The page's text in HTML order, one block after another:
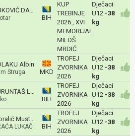
ŠUKOVIĆ DAVID
BIH
KUP
TREBINJE
2026., XVI
MEMORIJAL
MILOŠ
MRDIĆ
Dječaci
U12 -38
kg
Albin
Struga MKD
TROFEJ
ZVORNIKA
2026
Dječaci
U12 -38
kg
TURUNTAŠ Luka
BIH
TROFEJ
ZVORNIKA
2026
Dječaci
U12 -38
kg
Moralić Mustafa
LUKAČ BIH
TROFEJ
ZVORNIKA
2026
Dječaci
U12 -38
kg